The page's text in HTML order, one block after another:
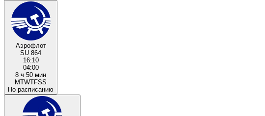
Аэрофлот
SU 864
16:10
04:00
8 ч 50 мин
MTWTFSS
По расписанию